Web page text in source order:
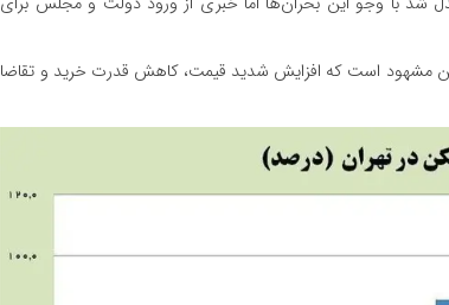
مشهود است که افزایش شدید قیمت، کاهش قدرت خرید و تقاضا